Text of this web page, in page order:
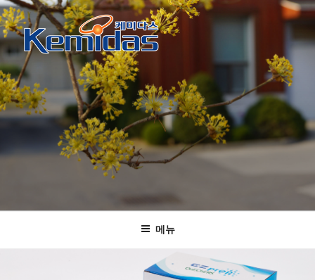
콘
텐
츠
로
바
로
가
케미다스
KOLAS 인정 공인시험기관 및 표준물질 생산기관
메뉴